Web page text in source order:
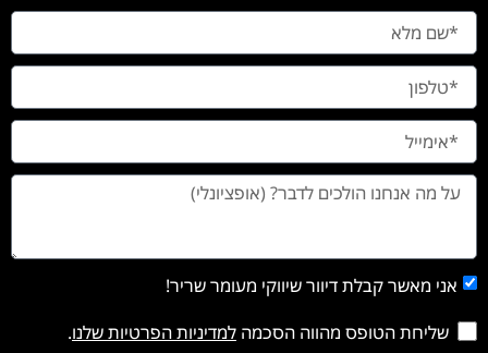
אני מאשר קבלת דיוור שיווקי מעומר שריר!
שליחת הטופס מהווה הסכמה למדיניות הפרטיות שלנו.